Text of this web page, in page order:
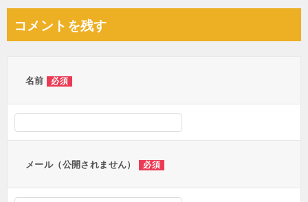
ビ
コメントを残す
名前 必須
メール（公開されません） 必須